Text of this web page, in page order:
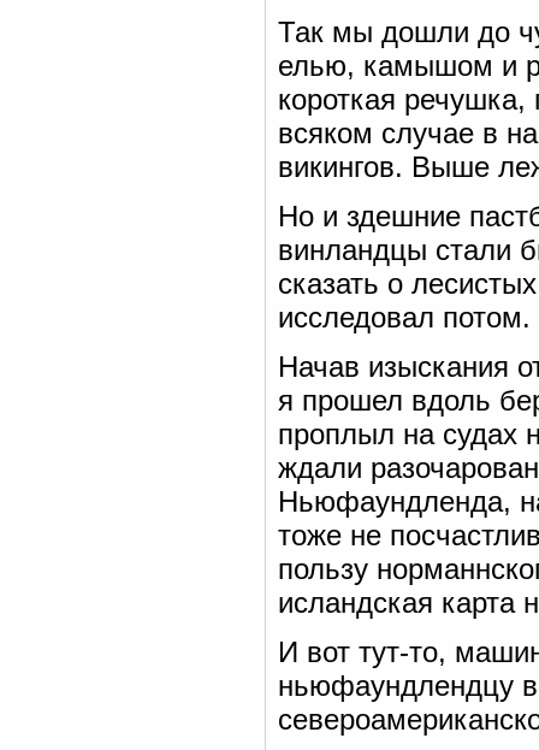
Так мы дошли до
елью, камышом и
короткая
всяком случае в
викингов. Выше
Но и здешние
винландцы стали
сказать о
исследовал потом.
Начав изыскания
я прошел вдоль
проплыл на судах
ждали
Ньюфаундленда,
тоже не
пользу
исландская
И вот тут-то,
ньюфаундлендцу